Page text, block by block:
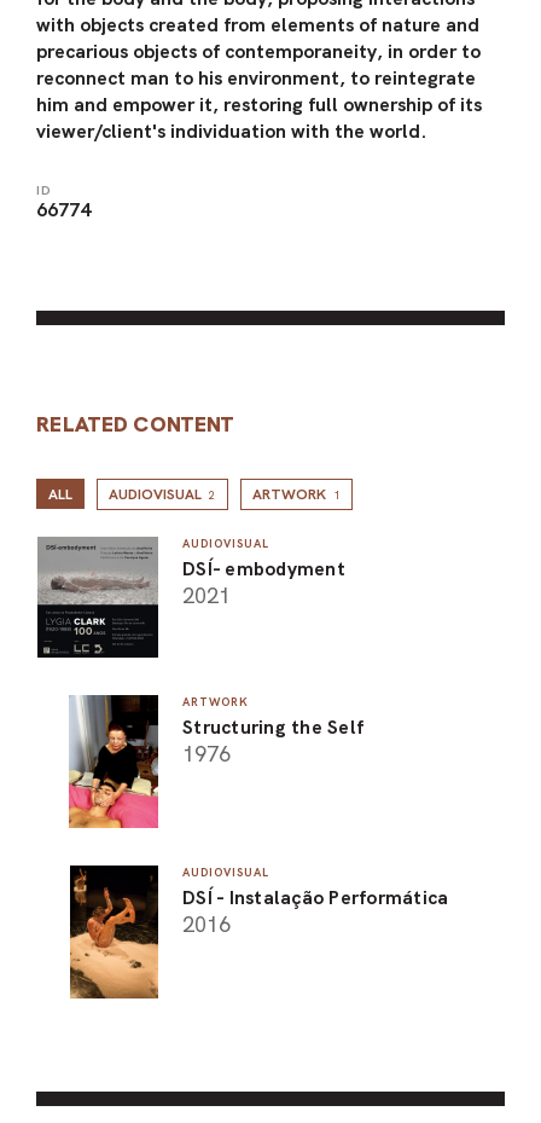
with objects created from elements of nature and
precarious objects of contemporaneity, in order to
reconnect man to his environment, to reintegrate
him and empower it, restoring full ownership of its
viewer/client's individuation with the world.
ID
66774
RELATED CONTENT
ALL AUDIOVISUAL 2 ARTWORK 1
AUDIOVISUAL
DSÍ- embodyment
2021
ARTWORK
Structuring the Self
1976
AUDIOVISUAL
DSÍ - Instalação Performática
2016